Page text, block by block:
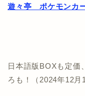
遊々亭 ポケモンカ
日本語版BOXも定価
ろも！（2024年12月